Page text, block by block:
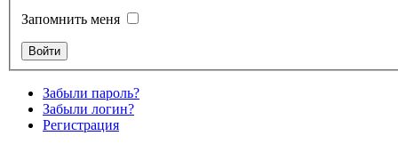
Запомнить меня
Забыли пароль?
Забыли логин?
Регистрация